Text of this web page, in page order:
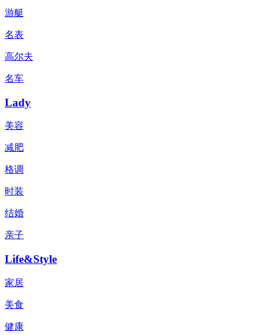
游艇
名表
高尔夫
名车
Lady
美容
减肥
格调
时装
结婚
亲子
Life&Style
家居
美食
健康